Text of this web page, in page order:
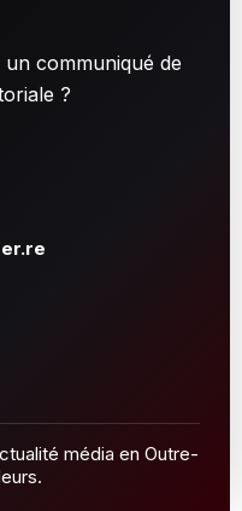
communiqué de
?
média en Outre-